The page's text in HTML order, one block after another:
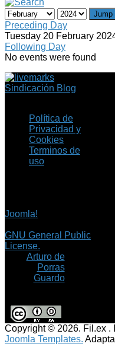
Jump
Preceding Day
Tuesday 20 February
Following Day
No events were found
Sindicación Blog
Política de
Privacidad y
Cookies
Terminos de
uso
Joomla!
GNU General Public
License.
Arturo de
Porras
Guardo
Copyright © 2026. Fil.ex .
Joomla Templates.